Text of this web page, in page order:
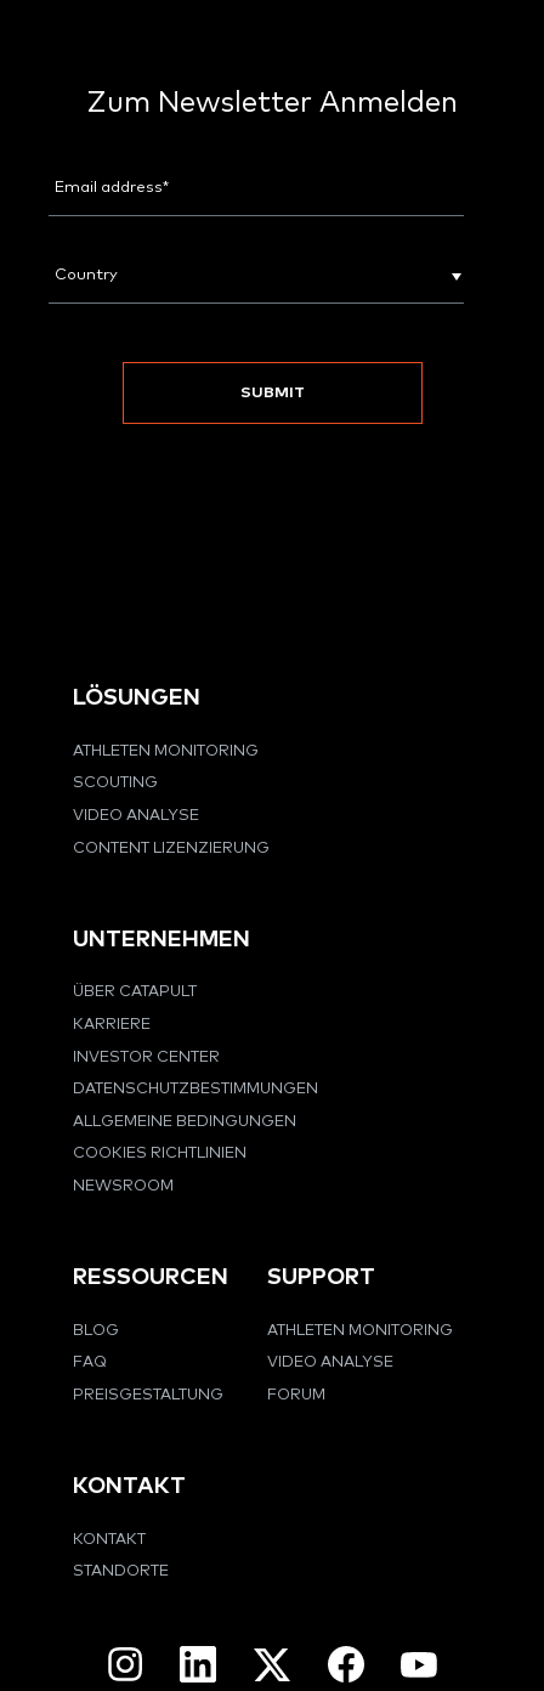
Zum Newsletter Anmelden
LÖSUNGEN
ATHLETEN MONITORING
SCOUTING
VIDEO ANALYSE
CONTENT LIZENZIERUNG
UNTERNEHMEN
ÜBER CATAPULT
KARRIERE
INVESTOR CENTER
DATENSCHUTZBESTIMMUNGEN
ALLGEMEINE BEDINGUNGEN
COOKIES RICHTLINIEN
NEWSROOM
RESSOURCEN
BLOG
FAQ
PREISGESTALTUNG
SUPPORT
ATHLETEN MONITORING
VIDEO ANALYSE
FORUM
KONTAKT
KONTAKT
STANDORTE